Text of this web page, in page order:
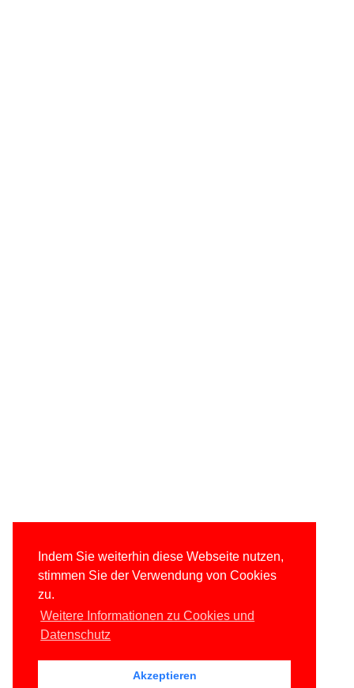
Indem Sie weiterhin diese Webseite nutzen,
stimmen Sie der Verwendung von Cookies
zu.
Weitere Informationen zu Cookies und
Datenschutz
Akzeptieren